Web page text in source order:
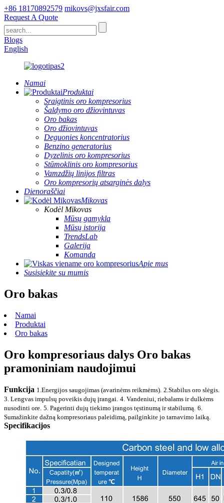
+86 18170892579 mikovs@jxsfair.com
Request A Quote
Blogs
English
Namai
Produktai
Sraigtinis oro kompresorius
Šaldymo oro džiovintuvas
Oro bakas
Oro džiovintuvas
Deguonies koncentratorius
Benzino generatorius
Dyzelinis oro kompresorius
Stūmoklinis oro kompresorius
Vamzdžių linijos filtras
Oro kompresorių atsarginės dalys
Dienoraščiai
Mikovas
Kodėl Mikovas
Mūsų gamykla
Mūsų istorija
TrendsLab
Galerija
Komanda
Apie mus
Susisiekite su mumis
Oro bakas
Namai
Produktai
Oro bakas
Oro kompresoriaus dalys Oro bakas
pramoniniam naudojimui
Funkcija 1.Energijos saugojimas (avarinėms reikmėms). 2.Stabilus oro slėgis.
3. Lengvas impulsų poveikis dujų įrangai. 4. Vandeniui, riebalams ir dulkėms
nusodinti ore. 5. Pagerinti dujų tiekimo įrangos tęstinumą ir stabilumą. 6.
Sumažinkite dažną kompresoriaus paleidimą, pailginkite jo tarnavimo laiką.
Specifikacijos